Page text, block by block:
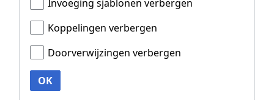
Invoeging sjablonen verbergen
Koppelingen verbergen
Doorverwijzingen verbergen
OK